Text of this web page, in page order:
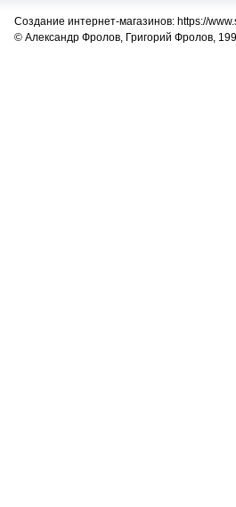
Создание интернет-магазинов: https://
© Александр Фролов, Григорий Фролов,